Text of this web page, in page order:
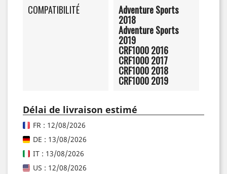
COMPATIBILITÉ
Adventure Sports
2018
Adventure Sports
2019
CRF1000 2016
CRF1000 2017
CRF1000 2018
CRF1000 2019
Délai de livraison estimé
FR : 12/08/2026
DE : 13/08/2026
IT : 13/08/2026
US : 12/08/2026